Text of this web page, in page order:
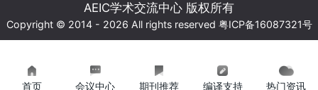
AEIC学术交流中心 版权所有
Copyright © 2014 - 2026 All rights reserved 粤ICP备16087321号
首页 会议中心 期刊推荐 编译支持 热门资讯